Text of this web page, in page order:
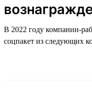
В 2022 году компании-
соцпакет из следующих